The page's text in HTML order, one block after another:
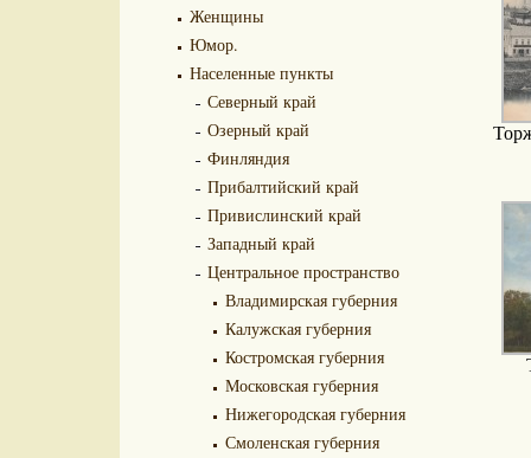
Женщины
Юмор.
Населенные пункты
Северный край
Озерный край
Финляндия
Прибалтийский край
Привислинский край
Западный край
Центральное пространство
Владимирская губерния
Калужская губерния
Костромская губерния
Московская губерния
Нижегородская губерния
Смоленская губерния